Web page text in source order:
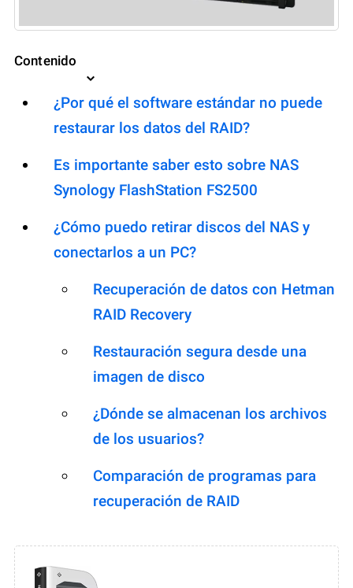
Contenido
¿Por qué el software estándar no puede
restaurar los datos del RAID?
Es importante saber esto sobre NAS
Synology FlashStation FS2500
¿Cómo puedo retirar discos del NAS y
conectarlos a un PC?
Recuperación de datos con Hetman
RAID Recovery
Restauración segura desde una
imagen de disco
¿Dónde se almacenan los archivos
de los usuarios?
Comparación de programas para
recuperación de RAID